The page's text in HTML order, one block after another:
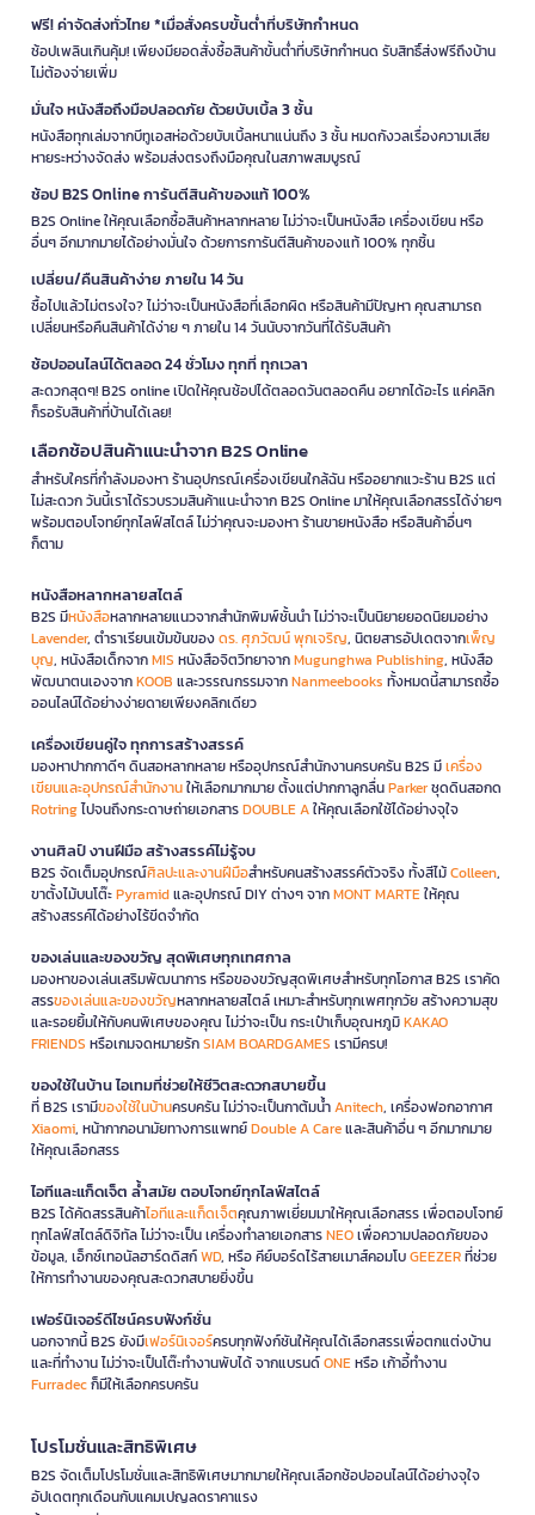
ฟรี! ค่าจัดส่งทั่วไทย *เมื่อสั่งครบขั้นต่ำที่บริษัทกำหนด
ช้อปเพลินเกินคุ้ม! เพียงมียอดสั่งซื้อสินค้าขั้นต่ำที่บริษัทกำหนด รับสิทธิ์ส่งฟรีถึงบ้าน
ไม่ต้องจ่ายเพิ่ม
มั่นใจ หนังสือถึงมือปลอดภัย ด้วยบับเบิ้ล 3 ชั้น
หนังสือทุกเล่มจากบีทูเอสห่อด้วยบับเบิ้ลหนาแน่นถึง 3 ชั้น หมดกังวลเรื่องความเสีย
หายระหว่างจัดส่ง พร้อมส่งตรงถึงมือคุณในสภาพสมบูรณ์
ช้อป B2S Online การันตีสินค้าของแท้ 100%
B2S Online ให้คุณเลือกซื้อสินค้าหลากหลาย ไม่ว่าจะเป็นหนังสือ เครื่องเขียน หรือ
อื่นๆ อีกมากมายได้อย่างมั่นใจ ด้วยการการันตีสินค้าของแท้ 100% ทุกชิ้น
เปลี่ยน/คืนสินค้าง่าย ภายใน 14 วัน
ซื้อไปแล้วไม่ตรงใจ? ไม่ว่าจะเป็นหนังสือที่เลือกผิด หรือสินค้ามีปัญหา คุณสามารถ
เปลี่ยนหรือคืนสินค้าได้ง่าย ๆ ภายใน 14 วันนับจากวันที่ได้รับสินค้า
ช้อปออนไลน์ได้ตลอด 24 ชั่วโมง ทุกที่ ทุกเวลา
สะดวกสุดๆ! B2S online เปิดให้คุณช้อปได้ตลอดวันตลอดคืน อยากได้อะไร แค่คลิก
ก็รอรับสินค้าที่บ้านได้เลย!
เลือกช้อปสินค้าแนะนำจาก B2S Online
สำหรับใครที่กำลังมองหา ร้านอุปกรณ์เครื่องเขียนใกล้ฉัน หรืออยากแวะร้าน B2S แต่
ไม่สะดวก วันนี้เราได้รวบรวมสินค้าแนะนำจาก B2S Online มาให้คุณเลือกสรรได้ง่ายๆ
พร้อมตอบโจทย์ทุกไลฟ์สไตล์ ไม่ว่าคุณจะมองหา ร้านขายหนังสือ หรือสินค้าอื่นๆ
ก็ตาม
หนังสือหลากหลายสไตล์
B2S มีหนังสือหลากหลายแนวจากสำนักพิมพ์ชั้นนำ ไม่ว่าจะเป็นนิยายยอดนิยมอย่าง
Lavender, ตำราเรียนเข้มข้นของดร. ศุภวัฒน์ พุกเจริญ, นิตยสารอัปเดตจากเพ็ญ
บุญ, หนังสือเด็กจากMIS หนังสือจิตวิทยาจากMugunghwa Publishing, หนังสือ
พัฒนาตนเองจากKOOB และวรรณกรรมจากNanmeebooks ทั้งหมดนี้สามารถซื้อ
ออนไลน์ได้อย่างง่ายดายเพียงคลิกเดียว
เครื่องเขียนคู่ใจ ทุกการสร้างสรรค์
มองหาปากกาดีๆ ดินสอหลากหลาย หรืออุปกรณ์สำนักงานครบครัน B2S มีเครื่อง
เขียนและอุปกรณ์สำนักงานให้เลือกมากมาย ตั้งแต่ปากกาลูกลื่นParkerชุดดินสอกด
Rotringไปจนถึงกระดาษถ่ายเอกสารDOUBLE Aให้คุณเลือกใช้ได้อย่างจุใจ
งานศิลป์ งานฝีมือ สร้างสรรค์ไม่รู้จบ
B2S จัดเต็มอุปกรณ์ศิลปะและงานฝีมือสำหรับคนสร้างสรรค์ตัวจริง ทั้งสีไม้Colleen,
ขาตั้งไม้บนโต๊ะPyramidและอุปกรณ์ DIY ต่างๆ จากMONT MARTEให้คุณ
สร้างสรรค์ได้อย่างไร้ขีดจำกัด
ของเล่นและของขวัญ สุดพิเศษทุกเทศกาล
มองหาของเล่นเสริมพัฒนาการ หรือของขวัญสุดพิเศษสำหรับทุกโอกาส B2S เราคัด
สรรของเล่นและของขวัญหลากหลายสไตล์ เหมาะสำหรับทุกเพศทุกวัย สร้างความสุข
และรอยยิ้มให้กับคนพิเศษของคุณ ไม่ว่าจะเป็น กระเป๋าเก็บอุณหภูมิKAKAO
FRIENDS หรือเกมจดหมายรักSIAM BOARDGAMES เรามีครบ!
ของใช้ในบ้าน ไอเทมที่ช่วยให้ชีวิตสะดวกสบายขึ้น
ที่ B2S เรามีของใช้ในบ้านครบครัน ไม่ว่าจะเป็นกาต้มน้ำAnitech, เครื่องฟอกอากาศ
Xiaomi, หน้ากากอนามัยทางการแพทย์Double A Careและสินค้าอื่น ๆ อีกมากมาย
ให้คุณเลือกสรร
ไอทีและแก็ดเจ็ต ล้ำสมัย ตอบโจทย์ทุกไลฟ์สไตล์
B2S ได้คัดสรรสินค้าไอทีและแก็ดเจ็ตคุณภาพเยี่ยมมาให้คุณเลือกสรร เพื่อตอบโจทย์
ทุกไลฟ์สไตล์ดิจิทัล ไม่ว่าจะเป็น เครื่องทำลายเอกสารNEOเพื่อความปลอดภัยของ
ข้อมูล, เอ็กซ์เทอนัลฮาร์ดดิสก์WD, หรือ คีย์บอร์ดไร้สายเมาส์คอมโบGEEZERที่ช่วย
ให้การทำงานของคุณสะดวกสบายยิ่งขึ้น
เฟอร์นิเจอร์ดีไซน์ครบฟังก์ชั่น
นอกจากนี้ B2S ยังมีเฟอร์นิเจอร์ครบทุกฟังก์ชันให้คุณได้เลือกสรรเพื่อตกแต่งบ้าน
และที่ทำงาน ไม่ว่าจะเป็นโต๊ะทำงานพับได้ จากแบรนด์ONEหรือ เก้าอี้ทำงาน
Furradecก็มีให้เลือกครบครัน
โปรโมชั่นและสิทธิพิเศษ
B2S จัดเต็มโปรโมชั่นและสิทธิพิเศษมากมายให้คุณเลือกช้อปออนไลน์ได้อย่างจุใจ
อัปเดตทุกเดือนกับแคมเปญลดราคาแรง